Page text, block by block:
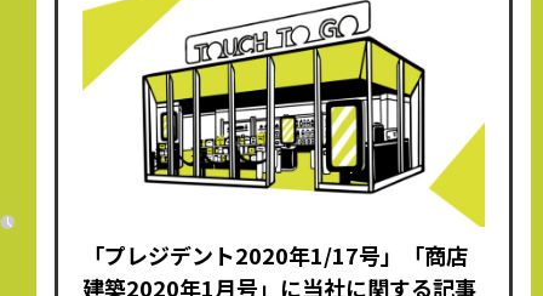
「プレジデント2020年1/17号」「商店
建築2020年1月号」に当社に関する記事